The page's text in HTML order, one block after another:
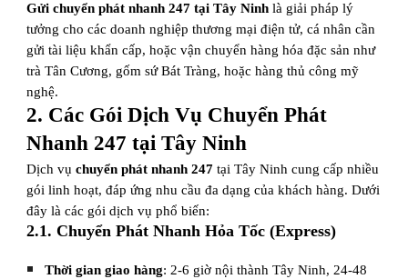
Gửi chuyển phát nhanh 247 tại Tây Ninh là giải pháp lý
tưởng cho các doanh nghiệp thương mại điện tử, cá nhân cần
gửi tài liệu khẩn cấp, hoặc vận chuyển hàng hóa đặc sản như
trà Tân Cương, gốm sứ Bát Tràng, hoặc hàng thủ công mỹ
nghệ.
2. Các Gói Dịch Vụ Chuyển Phát
Nhanh 247 tại Tây Ninh
Dịch vụchuyển phát nhanh 247 tại Tây Ninh cung cấp nhiều
gói linh hoạt, đáp ứng nhu cầu đa dạng của khách hàng. Dưới
đây là các gói dịch vụ phổ biến:
2.1. Chuyển Phát Nhanh Hỏa Tốc (Express)
Thời gian giao hàng: 2-6 giờ nội thành Tây Ninh, 24-48